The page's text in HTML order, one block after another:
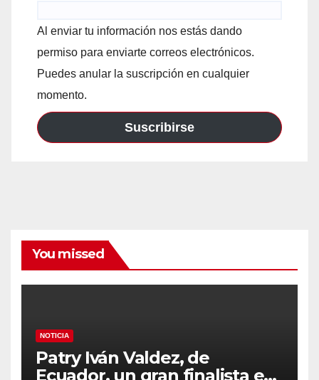
Al enviar tu información nos estás dando
permiso para enviarte correos electrónicos.
Puedes anular la suscripción en cualquier
momento.
Suscribirse
You missed
NOTICIA
Patry Iván Valdez, de
Ecuador, un gran finalista en